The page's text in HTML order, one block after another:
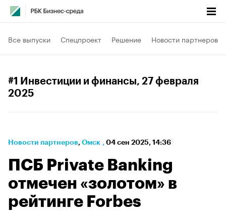
Все выпуски Спецпроект Решение Новости партнеров
#1 Инвестиции и финансы, 27 февраля
2025
Новости партнеров⁠, Омск , 04 сен 2025, 14:36
ПСБ Private Banking
отмечен «золотом» в
рейтинге Forbes